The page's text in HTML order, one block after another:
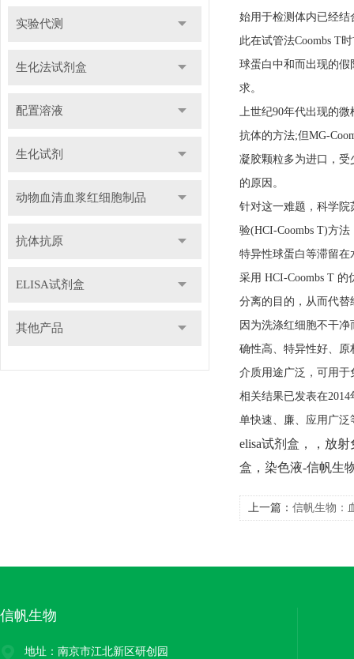
实验代测
生化法试剂盒
配置溶液
生化试剂
动物血清血浆红细胞制品
抗体抗原
ELISA试剂盒
其他产品
始用于检测体内已经
此在试管法Coombs T
球蛋白中和而出现的
求。
上世纪90年代出现的微
抗体的方法;但MG-
凝胶颗粒多为进口，受
的原因。
针对这一难题，科学
验(HCI-Coombs T)方
特异性球蛋白等滞留
采用 HCI-Coombs T
分离的目的，从而代替
因为洗涤红细胞不干
确性高、特异性好、
介质用途广泛，可用于
相关结果已发表在
单快速、廉、应用广
elisa试剂盒，，放
盒，染色液-信帆
上一篇： 信帆生物：
信帆生物
地址：南京市江北新区研创园